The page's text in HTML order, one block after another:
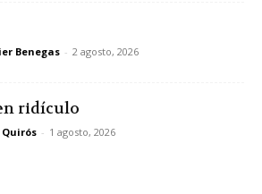
Benegas - 2 agosto, 2026
ridículo
Quirós - 1 agosto, 2026